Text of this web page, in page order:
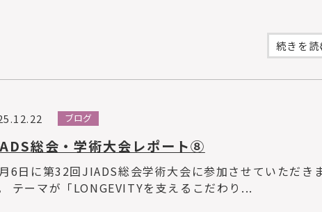
続きを読
ブログ
総会・学術大会レポート⑧
6日に第32回JIADS総会学術大会に参加させていただき
テーマが「LONGEVITYを支えるこだわり...